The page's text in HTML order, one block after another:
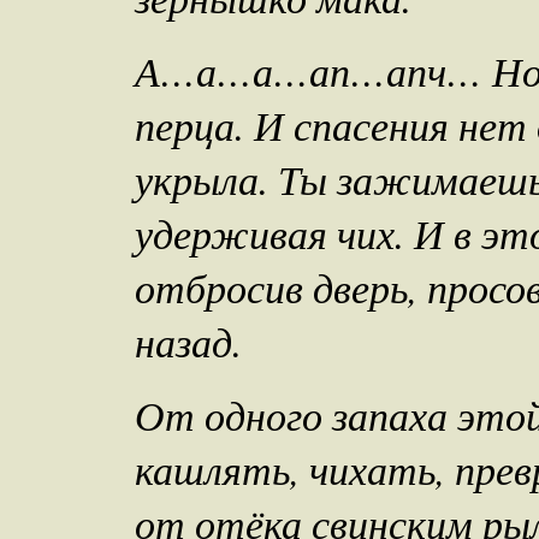
А…а…а…ап…апч…
перца. И спасения
укрыла. Ты зажимаешь
удерживая чих. И в
отбросив дверь,
назад.
От одного запаха
кашлять, чихать,
от отёка свинским